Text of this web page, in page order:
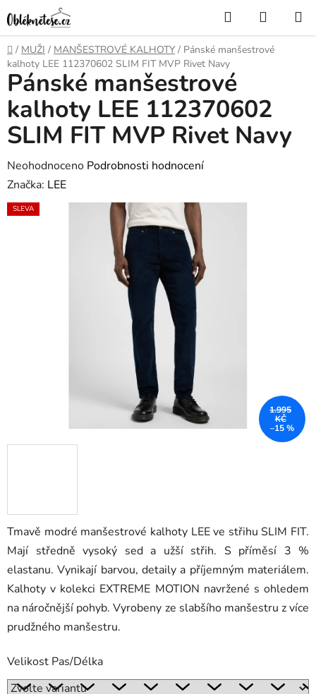
na
obsah
Hledat
KOŠÍK
Domů
/ MUŽI / MANŠESTROVÉ KALHOTY / Pánské manšestrové
kalhoty LEE 112370602 SLIM FIT MVP Rivet Navy
Tmavě modré manšestrové kalhoty LEE ve střihu SLIM FIT.
Mají středně vysoký sed a užší střih. S příměsí 3 %
elastanu. Vynikají barvou, detaily a příjemným materiálem.
Kalhoty v kolekci EXTREME MOTION navržené s ohledem
na náročnější pohyb. Vyrobeny ze slabšího manšestru z více
prudžného manšestru.
Velikost Pas/Délka
Pánské manšestrové
kalhoty LEE 112370602
SLIM FIT MVP Rivet Navy
Průměrné
hodnocení
produktu
Neohodnoceno Podrobnosti hodnocení
Značka: LEE
SLEVA
1.995
KČ
–15 %